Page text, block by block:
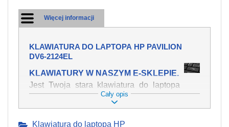
Więcej informacji
KLAWIATURA DO LAPTOPA HP PAVILION
DV6-2124EL
KLAWIATURY W NASZYM E-SKLEPIE.
Jest Twoja stara klawiatura do laptopa
HP Pavilion dv6-2124el mechanicznie
uszkodzona, polałeś ją płynem, który
Cały opis
Klawiatura do laptopa HP